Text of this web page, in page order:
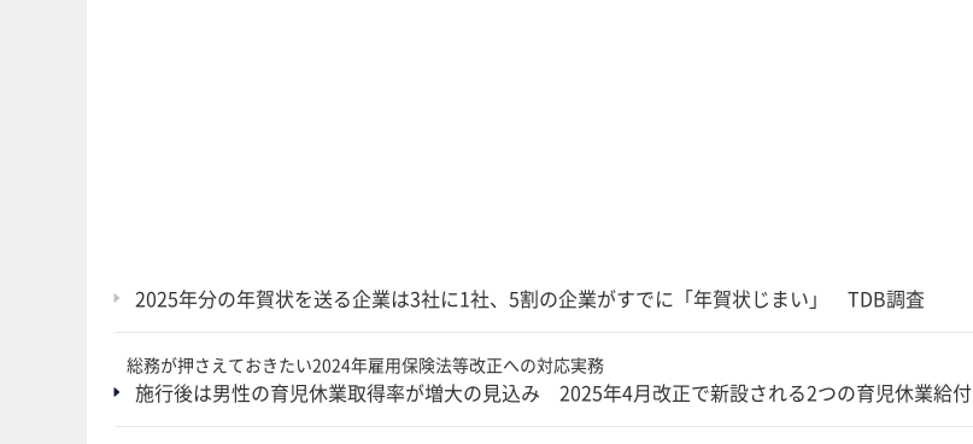
2025年分の年賀状を送る企業は3社に1社、5割の企業がすでに「年賀状じまい」 TDB調査
総務が押さえておきたい2024年雇用保険法等改正への対応実務
施行後は男性の育児休業取得率が増大の見込み 2025年4月改正で新設される2つの育児休業給付